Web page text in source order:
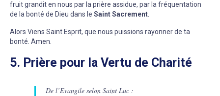
fruit grandit en nous par la prière assidue, par la fréquentation
de la bonté de Dieu dans le Saint Sacrement.
Alors Viens Saint Esprit, que nous puissions rayonner de ta
bonté. Amen.
5. Prière pour la Vertu de Charité
De l’Evangile selon Saint Luc :